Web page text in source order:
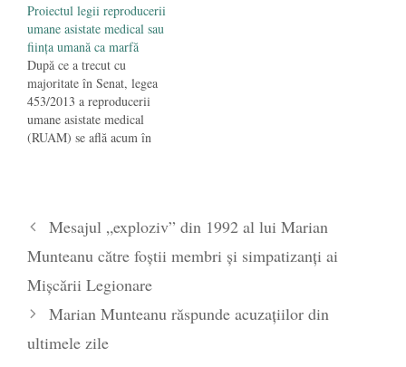
Proiectul legii reproducerii
umane asistate medical sau
fiinţa umană ca marfă
După ce a trecut cu
majoritate în Senat, legea
453/2013 a reproducerii
umane asistate medical
(RUAM) se află acum în
populaţiei, precum şi
reproducerii umane asistate
medical prin metoda
inseminării artificiale sau
metoda fertilizării in…
Mesajul „exploziv” din 1992 al lui Marian
Munteanu către foștii membri și simpatizanți ai
Mișcării Legionare
Marian Munteanu răspunde acuzațiilor din
ultimele zile